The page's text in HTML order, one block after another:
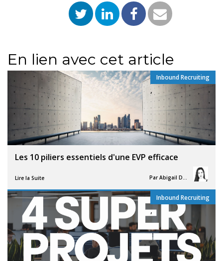
En lien avec cet article
Les 10 piliers essentiels d'une EVP efficace
Lire la Suite Par
Inbound Recruiting
,
Inbound Recruiting
,